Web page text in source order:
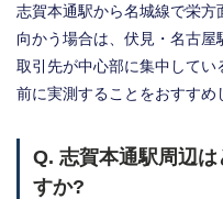
志賀本通駅から名城線で栄
向かう場合は、伏見・名古屋
取引先が中心部に集中して
前に実測することをおすすめ
Q. 志賀本通駅周辺
すか?